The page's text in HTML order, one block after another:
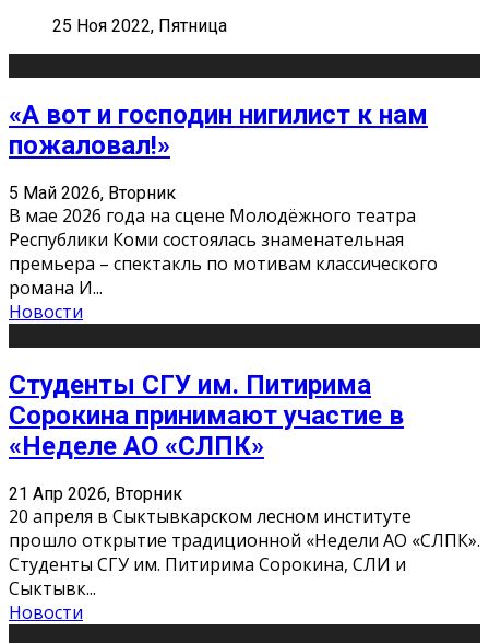
25 Ноя 2022, Пятница
«А вот и господин нигилист к нам
пожаловал!»
5 Май 2026, Вторник
В мае 2026 года на сцене Молодёжного театра
Республики Коми состоялась знаменательная
премьера – спектакль по мотивам классического
романа И...
Новости
Студенты СГУ им. Питирима
Сорокина принимают участие в
«Неделе АО «СЛПК»
21 Апр 2026, Вторник
20 апреля в Сыктывкарском лесном институте
прошло открытие традиционной «Недели АО «СЛПК».
Студенты СГУ им. Питирима Сорокина, СЛИ и
Сыктывк...
Новости